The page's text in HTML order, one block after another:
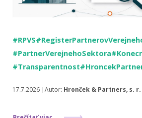
#RPVS
#PartnerVerejnehoSektora
#Transparentnost
17.7.2026 |Autor: Hronček & Partners, s. r.